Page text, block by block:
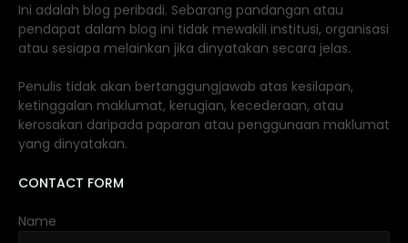
Ini adalah blog peribadi. Sebarang pandangan atau
pendapat dalam blog ini tidak mewakili institusi, organisasi
atau sesiapa melainkan jika dinyatakan secara jelas.
Penulis tidak akan bertanggungjawab atas kesilapan,
ketinggalan maklumat, kerugian, kecederaan, atau
kerosakan daripada paparan atau penggunaan maklumat
yang dinyatakan.
CONTACT FORM
Name